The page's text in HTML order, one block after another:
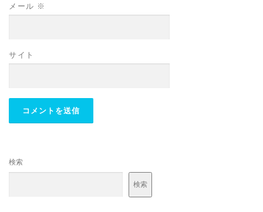
メール ※
サイト
検索
検索